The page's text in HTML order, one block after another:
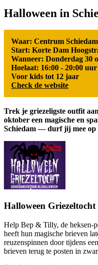
Halloween in
Waar: Centrum Schiedam
Start: Korte Dam
Wanneer: Donderdag 30
Hoelaat: 16:00 - 20:00 uur
Voor kids tot 12 jaar
Check de website
Trek je griezeligste outfit
oktober een magische en
Schiedam — durf jij mee op
Halloween
Help Bep & Tilly, de heksen-
heeft hun magische brieven
reuzenspinnen door tijdens
brieven terug te posten in